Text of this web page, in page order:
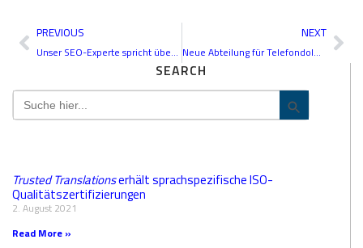
SEARCH
Search
for: Search
Trusted Translationserhält sprachspezifische ISO-
Qualitätszertifizierungen
2. August 2021
Read More »
Zurück
PREVIOUS
Unser SEO-Experte spricht über Lokalisierung
NEXT
Neue Abteilung für Telefondolmetschen